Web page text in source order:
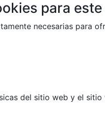
para
necesarias para
del sitio web y el